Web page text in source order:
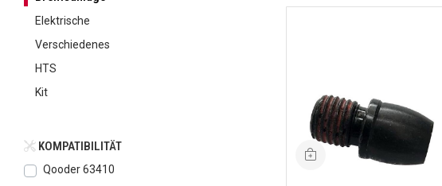
Elektrische
Verschiedenes
HTS
Kit
KOMPATIBILITÄT
Qooder 63410